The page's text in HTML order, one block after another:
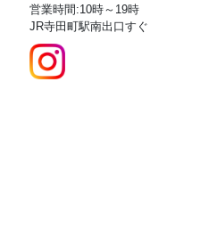
営業時間:10時～19時
JR寺田町駅南出口すぐ